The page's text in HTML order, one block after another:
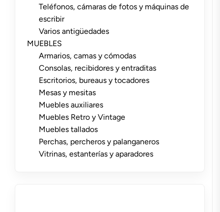
Teléfonos, cámaras de fotos y máquinas de
escribir
Varios antigüedades
MUEBLES
Armarios, camas y cómodas
Consolas, recibidores y entraditas
Escritorios, bureaus y tocadores
Mesas y mesitas
Muebles auxiliares
Muebles Retro y Vintage
Muebles tallados
Perchas, percheros y palanganeros
Vitrinas, estanterías y aparadores